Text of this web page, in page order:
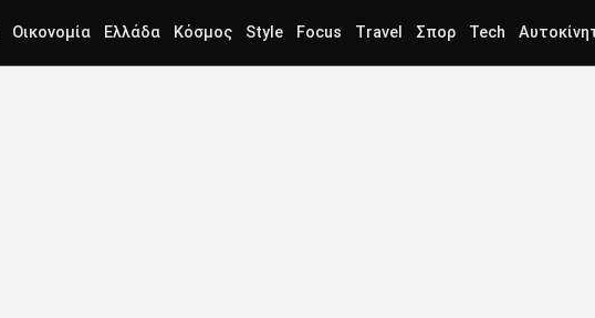
Οικονομία Ελλάδα Κόσμος Style Focus Travel Σπορ Tech